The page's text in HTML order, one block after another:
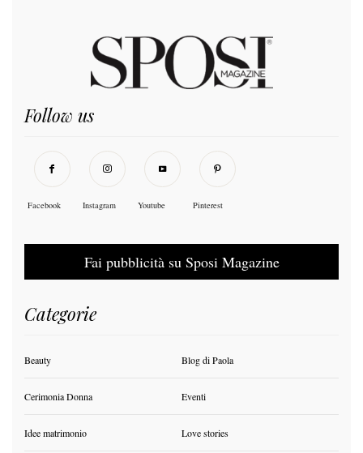
Follow us
Facebook Instagram Youtube Pinterest
Fai pubblicità su Sposi Magazine
Categorie
Beauty Blog di Paola
Cerimonia Donna Eventi
Idee matrimonio Love stories